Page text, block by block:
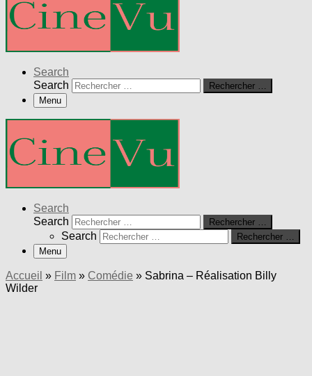
Search
Search
Rechercher …
Menu
Search
Search
Rechercher …
Search
Rechercher …
Menu
Accueil » Film » Comédie » Sabrina – Réalisation Billy
Wilder